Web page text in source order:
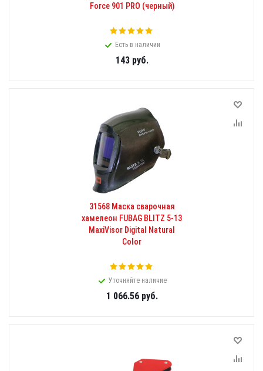
Force 901 PRO (черный)
Есть в наличии
143руб.
31568 Маска сварочная
хамелеон FUBAG BLITZ 5-13
MaxiVisor Digital Natural
Color
Уточняйте наличие
1 066.56руб.